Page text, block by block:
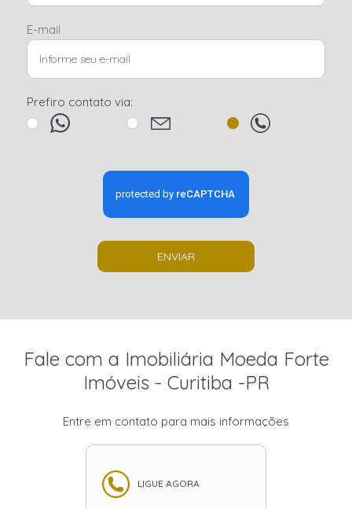
E-mail
Prefiro contato via:
ENVIAR
Fale com a Imobiliária Moeda Forte
Imóveis - Curitiba -PR
Entre em contato para mais informações
LIGUE AGORA